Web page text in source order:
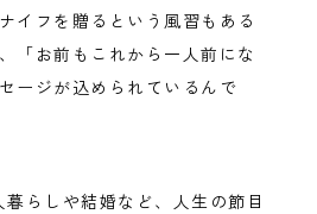
イフを贈るという風習もある
「お前もこれから一人前にな
ージが込められているんで
らしや結婚など、人生の節目